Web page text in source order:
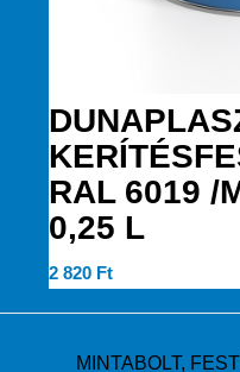
RAL 6019 /
0,25 L
2 820 Ft
MINTABOLT,